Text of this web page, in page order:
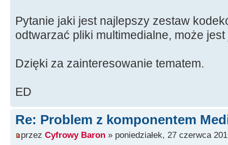
Pytanie jaki jest najlepszy zestaw
odtwarzać pliki multimedialne, może
Dzięki za zainteresowanie tematem.
ED
Re: Problem z komponentem
przez Cyfrowy Baron » poniedziałek, 27 czerwca